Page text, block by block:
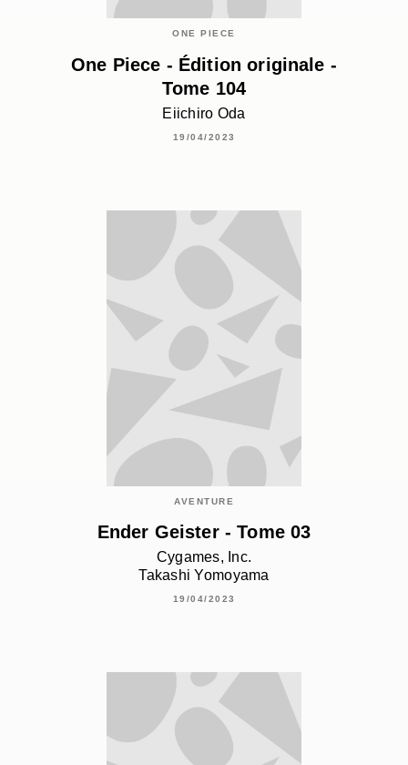
ONE PIECE
One Piece - Édition originale -
Tome 104
Eiichiro Oda
19/04/2023
AVENTURE
Ender Geister - Tome 03
Cygames, Inc.
Takashi Yomoyama
19/04/2023